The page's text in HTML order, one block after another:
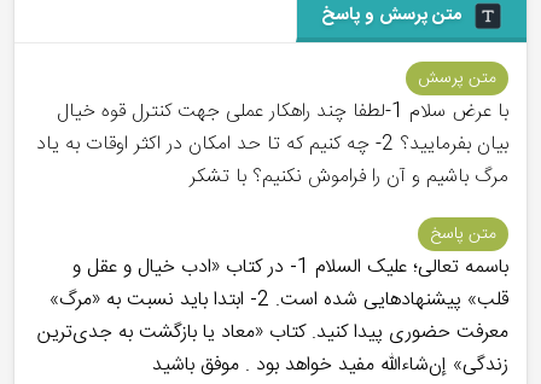
متن پرسش و پاسخ
متن پرسش
با عرض سلام 1-لطفا چند راهکار عملی جهت کنترل قوه خیال
بیان بفرمایید؟ 2- چه کنیم که تا حد امکان در اکثر اوقات به یاد
مرگ باشیم و آن را فراموش نکنیم؟ با تشکر
متن پاسخ
باسمه تعالی؛ علیک السلام 1- در کتاب «ادب خیال و عقل و
قلب» پیشنهادهایی شده است. 2- ابتدا باید نسبت به «مرگ»
معرفت حضوری پیدا کنید. کتاب «معاد یا بازگشت به جدی‌ترین
زندگی» إن‌شاءالله مفید خواهد بود . موفق باشید